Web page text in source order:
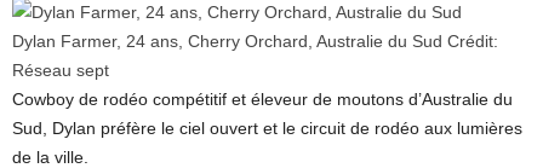
Dylan Farmer, 24 ans, Cherry Orchard, Australie du Sud Crédit:
Réseau sept
Cowboy de rodéo compétitif et éleveur de moutons d’Australie du
Sud, Dylan préfère le ciel ouvert et le circuit de rodéo aux lumières
de la ville.